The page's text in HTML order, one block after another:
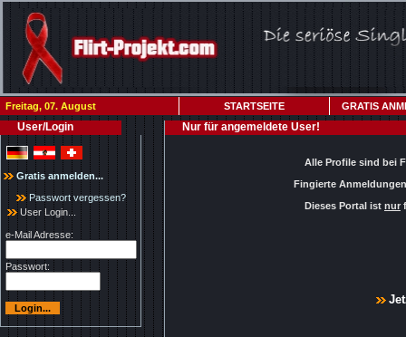
Freitag, 07. August STARTSEITE GRATIS
User/Login
Gratis anmelden...
Passwort vergessen?
User Login...
e-Mail Adresse:
Passwort:
Nur für angemeldete User!
Alle Profile sind bei
Fingierte
Dieses Portal ist nur